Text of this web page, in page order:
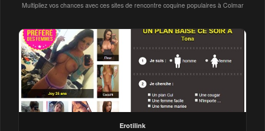
Multipliez vos chances avec ces sites de rencontre coquine populaires à Colmar
Erotilink